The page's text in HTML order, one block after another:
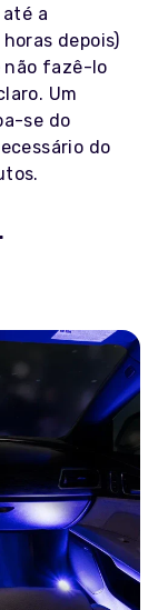
a
depois)
não fazê-lo
Um
se do
do